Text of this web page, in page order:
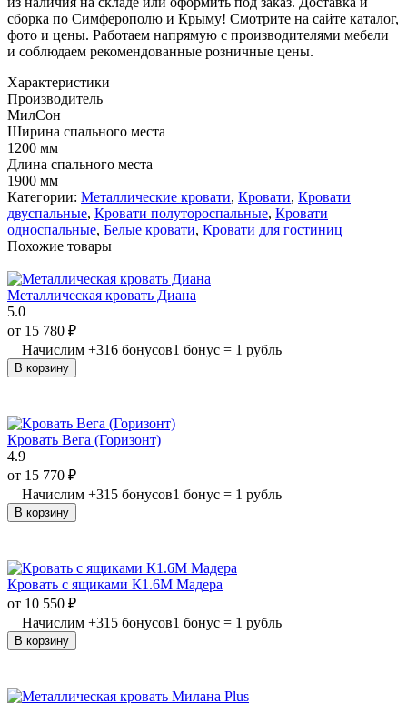
сборка по Симферополю и Крыму! Смотрите на сайте каталог,
фото и цены. Работаем напрямую с производителями мебели
и соблюдаем рекомендованные розничные цены.
Характеристики
Производитель
МилСон
Ширина спального места
1200 мм
Длина спального места
1900 мм
Категории: Металлические кровати, Кровати, Кровати
двуспальные, Кровати полутороспальные, Кровати
односпальные, Белые кровати, Кровати для гостиниц
Похожие товары
Металлическая кровать Диана
5.0
от 15 780 ₽
Начислим +316 бонусов1 бонус = 1 рубль
В корзину
Кровать Вега (Горизонт)
4.9
от 15 770 ₽
Начислим +315 бонусов1 бонус = 1 рубль
В корзину
Кровать с ящиками К1.6М Мадера
от 10 550 ₽
Начислим +315 бонусов1 бонус = 1 рубль
В корзину